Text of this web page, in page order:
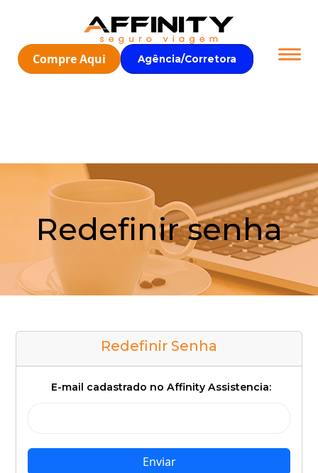
Compre Aqui Agência/Corretora
Redefinir senha
Redefinir Senha
E-mail cadastrado no Affinity Assistencia: